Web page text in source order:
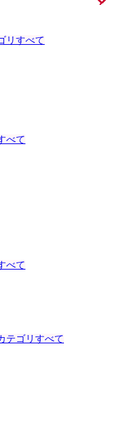
リすべて
べて
べて
テゴリすべて